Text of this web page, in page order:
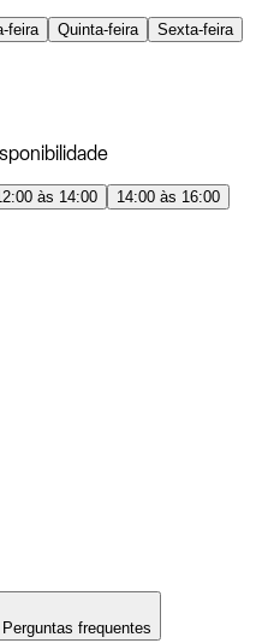
feira Quinta-feira
Sexta-feira
às 14:00
14:00 às 16:00
Perguntas frequentes